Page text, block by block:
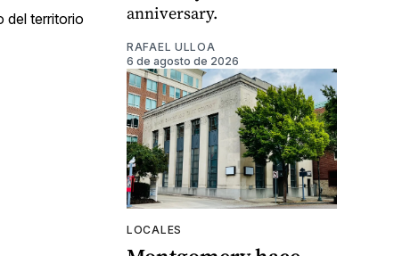
del territorio
anniversary.
RAFAEL ULLOA
6 de agosto de 2026
LOCALES